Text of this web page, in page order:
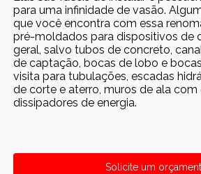
para uma infinidade de vasão.
que você encontra com essa
pré-moldados para dispositivos de
geral, salvo tubos de concreto,
de captação, bocas de lobo e
visita para tubulações, escadas
de corte e aterro, muros de ala com
dissipadores de energia.
Solicite um